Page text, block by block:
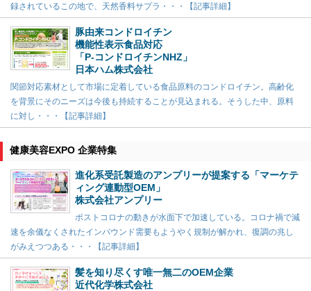
録されているこの地で、天然香料サプラ・・・【記事詳細】
豚由来コンドロイチン
機能性表示食品対応
「P-コンドロイチンNHZ」
日本ハム株式会社
関節対応素材として市場に定着している食品原料のコンドロイチン。高齢化
を背景にそのニーズは今後も持続することが見込まれる。そうした中、原料
に対し・・・【記事詳細】
健康美容EXPO 企業特集
進化系受託製造のアンプリーが提案する「マーケテ
ィング連動型OEM」
株式会社アンプリー
ポストコロナの動きが水面下で加速している。コロナ禍で減
速を余儀なくされたインバウンド需要もようやく規制が解かれ、復調の兆し
がみえつつある・・・【記事詳細】
髪を知り尽くす唯一無二のOEM企業
近代化学株式会社